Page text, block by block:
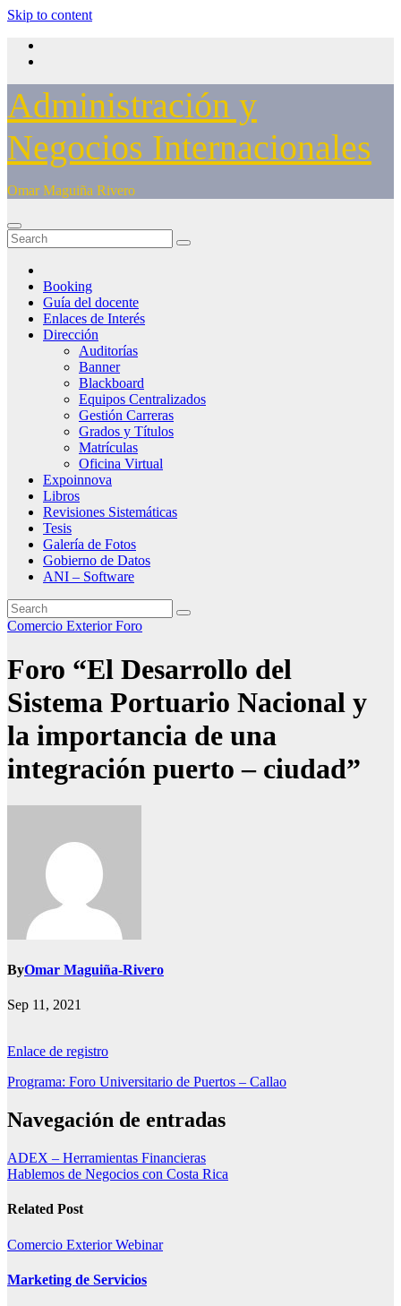
Skip to content
Administración y
Negocios Internacionales
Omar Maguiña Rivero
Booking
Guía del docente
Enlaces de Interés
Dirección
Auditorías
Banner
Blackboard
Equipos Centralizados
Gestión Carreras
Grados y Títulos
Matrículas
Oficina Virtual
Expoinnova
Libros
Revisiones Sistemáticas
Tesis
Galería de Fotos
Gobierno de Datos
ANI – Software
Comercio ExteriorForo
Foro “El Desarrollo del
Sistema Portuario Nacional y
la importancia de una
integración puerto – ciudad”
ByOmar Maguiña-Rivero
Sep 11, 2021
Enlace de registro
Programa: Foro Universitario de Puertos – Callao
Navegación de entradas
ADEX – Herramientas Financieras
Hablemos de Negocios con Costa Rica
Related Post
Comercio ExteriorWebinar
Marketing de Servicios